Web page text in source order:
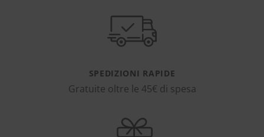
SPEDIZIONI RAPIDE
Gratuite oltre le 45€ di spesa